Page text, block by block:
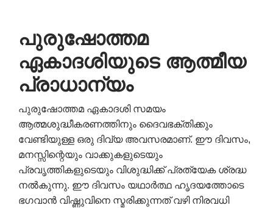
പുരുഷോത്തമ
ഏകാദശിയുടെ ആത്മീയ
പ്രാധാന്യം
പുരുഷോത്തമ ഏകാദശി സമയം
ആത്മശുദ്ധീകരണത്തിനും ദൈവഭക്തിക്കും
വേണ്ടിയുള്ള ഒരു ദിവ്യ അവസരമാണ്. ഈ ദിവസം,
മനസ്സിന്റെയും വാക്കുകളുടെയും
പ്രവൃത്തികളുടെയും വിശുദ്ധിക്ക് പ്രത്യേക ശ്രദ്ധ
നൽകുന്നു. ഈ ദിവസം യഥാർത്ഥ ഹൃദയത്തോടെ
ഭഗവാൻ വിഷ്ണുവിനെ സ്മരിക്കുന്നത് വഴി നിരവധി